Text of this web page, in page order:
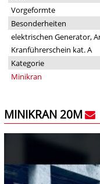
Vorgeformte
Besonderheiten
elektrischen Generator,
Kranführerschein kat. A
Kategorie
Minikran
MINIKRAN 20M